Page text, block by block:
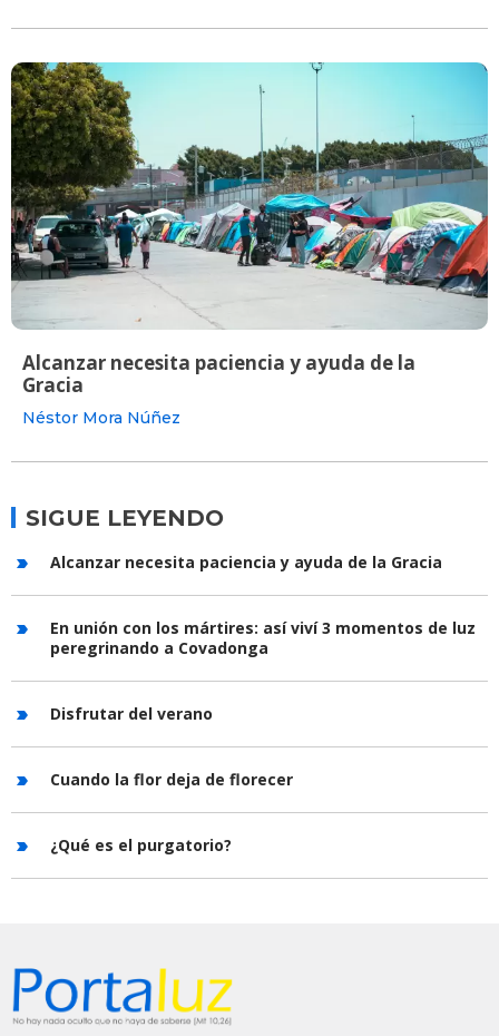
Alcanzar necesita paciencia y ayuda de la
Gracia
Néstor Mora Núñez
SIGUE LEYENDO
Alcanzar necesita paciencia y ayuda de la Gracia
En unión con los mártires: así viví 3 momentos de luz
peregrinando a Covadonga
Disfrutar del verano
Cuando la flor deja de florecer
¿Qué es el purgatorio?